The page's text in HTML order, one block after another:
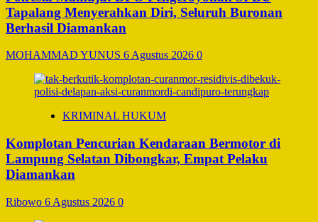
Tapalang Menyerahkan Diri, Seluruh Buronan
Berhasil Diamankan
MOHAMMAD YUNUS 6 Agustus 2026 0
KRIMINAL HUKUM
Komplotan Pencurian Kendaraan Bermotor di
Lampung Selatan Dibongkar, Empat Pelaku
Diamankan
Ribowo 6 Agustus 2026 0